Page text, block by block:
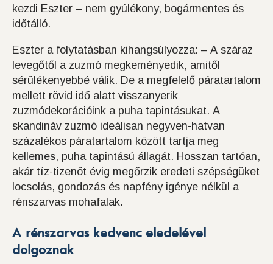
kezdi Eszter – nem gyúlékony, bogármentes és
időtálló.
Eszter a folytatásban kihangsúlyozza: – A száraz
levegőtől a zuzmó megkeményedik, amitől
sérülékenyebbé válik. De a megfelelő páratartalom
mellett rövid idő alatt visszanyerik
zuzmódekorációink a puha tapintásukat. A
skandináv zuzmó ideálisan negyven-hatvan
százalékos páratartalom között tartja meg
kellemes, puha tapintású állagát. Hosszan tartóan,
akár tíz-tizenöt évig megőrzik eredeti szépségüket
locsolás, gondozás és napfény igénye nélkül a
rénszarvas mohafalak.
A rénszarvas kedvenc eledelével
dolgoznak